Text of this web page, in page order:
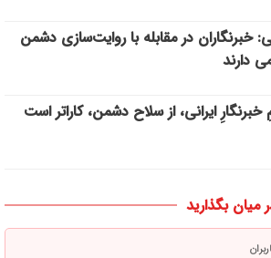
خبرنگاران در مقابله با روایت‌سازی دشمن
دارند
ایرانی، از سلاح دشمن، کاراتر است
میان بگذارید